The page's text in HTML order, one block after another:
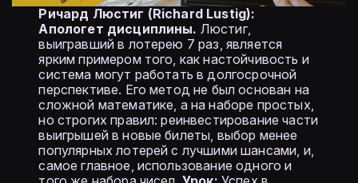
Ричард Люстиг (Richard Lustig):
Апологет дисциплины. Люстиг,
выигравший в лотерею 7 раз, является
ярким примером того, как настойчивость и
система могут работать в долгосрочной
перспективе. Его метод не был основан на
сложной математике, а на наборе простых,
но строгих правил: реинвестирование части
выигрышей в новые билеты, выбор менее
популярных лотерей с лучшими шансами, и,
самое главное, использование одного и